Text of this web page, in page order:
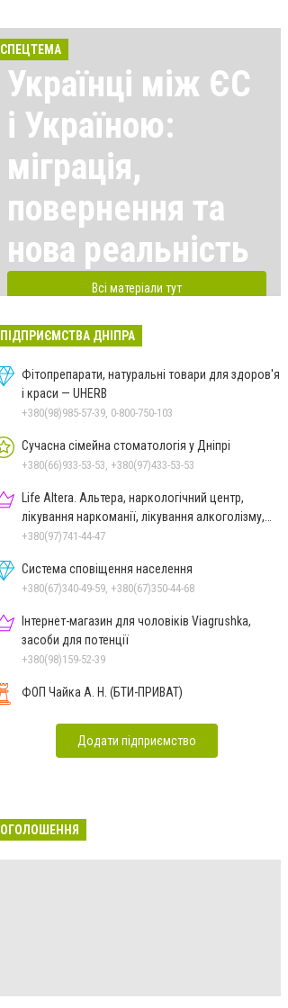
СПЕЦТЕМА
Українці між ЄС
і Україною:
міграція,
повернення та
нова реальність
Всі матеріали тут
ПІДПРИЄМСТВА ДНІПРА
Фітопрепарати, натуральні товари для здоров'я
і краси — UHERB
+380(98)985-57-39, 0-800-750-103
Сучасна сімейна стоматологія у Дніпрі
+380(66)933-53-53, +380(97)433-53-53
Life Altera. Альтера, наркологічний центр,
лікування наркоманії, лікування алкоголізму,
зняття ломки
+380(97)741-44-47
Система сповіщення населення
+380(67)340-49-59, +380(67)350-44-68
Інтернет-магазин для чоловіків Viagrushka,
засоби для потенції
+380(98)159-52-39
ФОП Чайка А. Н. (БТИ-ПРИВАТ)
Додати підприємство
ОГОЛОШЕННЯ